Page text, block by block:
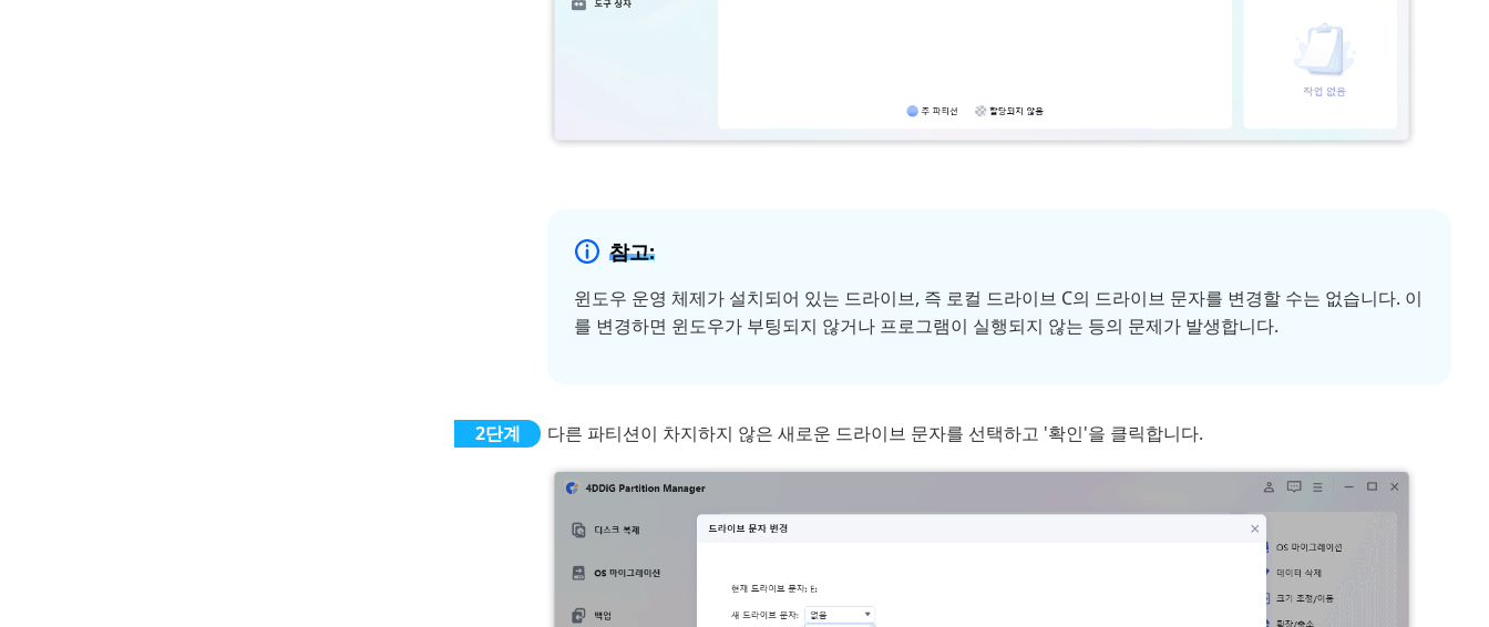
참고:
윈도우 운영 체제가 설치되어 있는 드라이브, 즉 로컬 드라이브 C의 드라이브 문자를 변경할 수는 없습니다. 이
를 변경하면 윈도우가 부팅되지 않거나 프로그램이 실행되지 않는 등의 문제가 발생합니다.
다른 파티션이 차지하지 않은 새로운 드라이브 문자를 선택하고 '확인'을 클릭합니다.